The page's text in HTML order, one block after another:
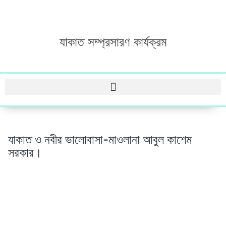
যাকাত সম্প্রসারণ কার্যক্রম
যাকাত ও নবীর ভালোবাসা-মাওলানা আবুল কাশেম
সরকার।